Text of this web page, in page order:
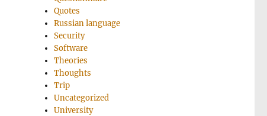
Quotes
Russian language
Security
Software
Theories
Thoughts
Trip
Uncategorized
University